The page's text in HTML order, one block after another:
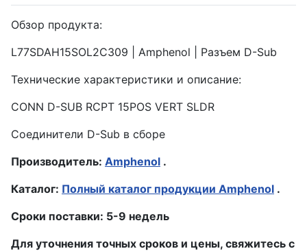
Обзор продукта:
L77SDAH15SOL2C309 | Amphenol | Разъем D-Sub
Технические характеристики и описание:
CONN D-SUB RCPT 15POS VERT SLDR
Соединители D-Sub в сборе
Производитель: Amphenol .
Каталог: Полный каталог продукции Amphenol .
Сроки поставки: 5-9 недель
Для уточнения точных сроков и цены, свяжитесь с